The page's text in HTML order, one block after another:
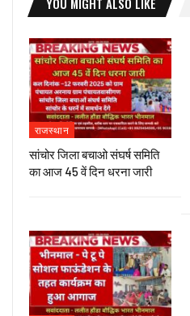
राजस्थान
सांचोर जिला बचाओ संघर्ष समिति
का आज 45 वें दिन धरना जारी